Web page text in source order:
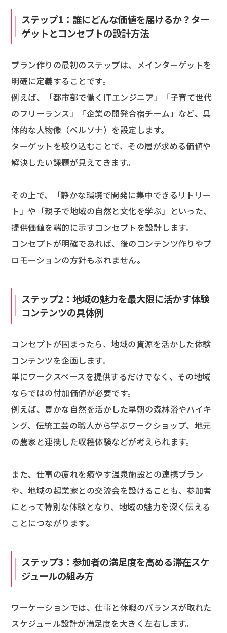
ステップ1：誰にどんな価値を届けるか？ター
ゲットとコンセプトの設計方法
プラン作りの最初のステップは、メインターゲットを
明確に定義することです。
例えば、「都市部で働くITエンジニア」「子育て世代
のフリーランス」「企業の開発合宿チーム」など、具
体的な人物像（ペルソナ）を設定します。
ターゲットを絞り込むことで、その層が求める価値や
解決したい課題が見えてきます。
その上で、「静かな環境で開発に集中できるリトリー
ト」や「親子で地域の自然と文化を学ぶ」といった、
提供価値を端的に示すコンセプトを設計します。
コンセプトが明確であれば、後のコンテンツ作りやプ
ロモーションの方針もぶれません。
ステップ2：地域の魅力を最大限に活かす体験
コンテンツの具体例
コンセプトが固まったら、地域の資源を活かした体験
コンテンツを企画します。
単にワークスペースを提供するだけでなく、その地域
ならではの付加価値が必要です。
例えば、豊かな自然を活かした早朝の森林浴やハイキ
ング、伝統工芸の職人から学ぶワークショップ、地元
の農家と連携した収穫体験などが考えられます。
また、仕事の疲れを癒やす温泉施設との連携プラン
や、地域の起業家との交流会を設けることも、参加者
にとって特別な体験となり、地域の魅力を深く伝える
ことにつながります。
ステップ3：参加者の満足度を高める滞在スケ
ジュールの組み方
ワーケーションでは、仕事と休暇のバランスが取れた
スケジュール設計が満足度を大きく左右します。